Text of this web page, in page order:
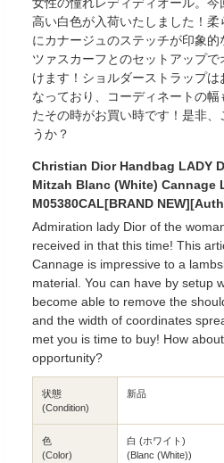
高い白色が入荷いたしました！
にカナージュのステッチが印象
ツァスカーフとのセットアップ
けます！ショルダーストラップは
なっており、コーディネートの
たその時がお買い時です！是非、
うか？
Christian Dior Handbag LADY
Mitzah Blanc (White) Cannage
M05380CAL[BRAND
Admiration lady Dior of the
received in that this time! This
Cannage is impressive to a
material. You can have by setup
become able to remove the
and the width of coordinates
met you is time to buy! How
opportunity?
状態
(Condition)
新品
色
(Color)
白 (ホワイト)
(Blanc (White))